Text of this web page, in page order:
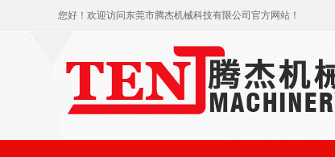
您好！欢迎访问东莞市腾杰机械科技有限公司官方网站！